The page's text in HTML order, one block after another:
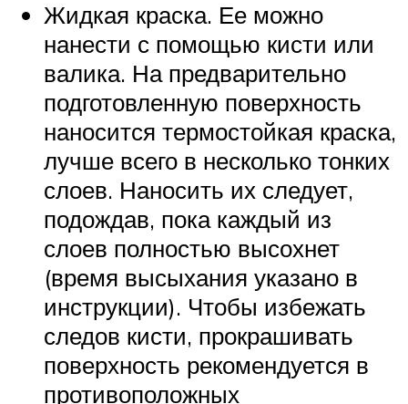
Жидкая краска. Ее можно
нанести с помощью кисти или
валика. На предварительно
подготовленную поверхность
наносится термостойкая краска,
лучше всего в несколько тонких
слоев. Наносить их следует,
подождав, пока каждый из
слоев полностью высохнет
(время высыхания указано в
инструкции). Чтобы избежать
следов кисти, прокрашивать
поверхность рекомендуется в
противоположных